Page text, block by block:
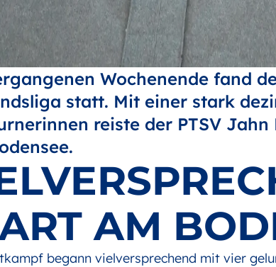
Wochenende fand
statt. Mit einer stark
reiste der PTSV
AM
begann vielversprechend mit vier